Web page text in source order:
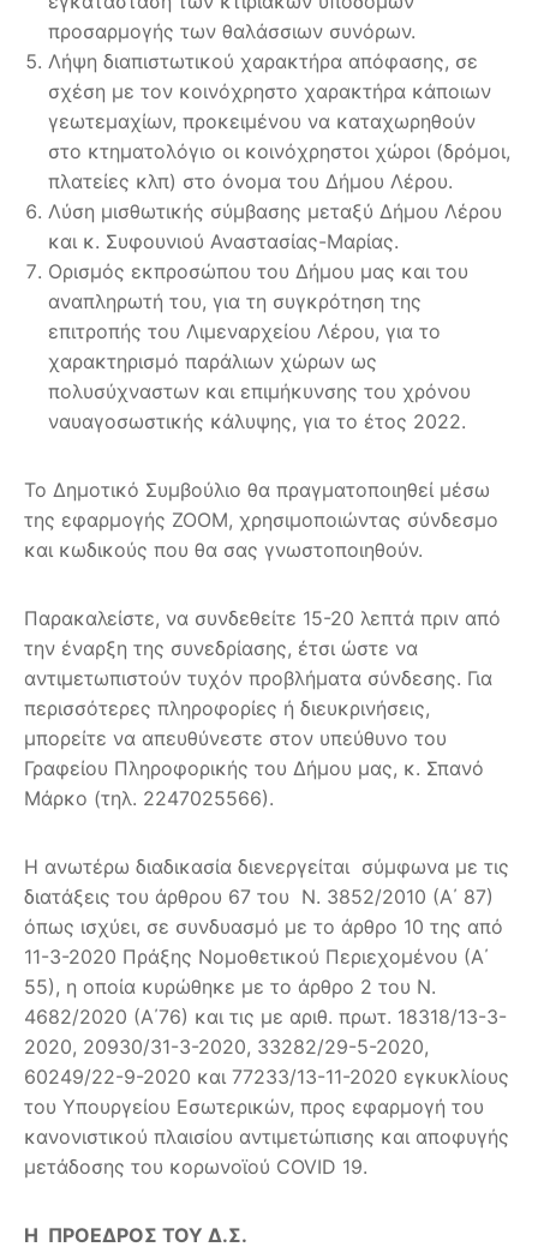
προσαρμογής των θαλάσσιων συνόρων.
Λήψη διαπιστωτικού χαρακτήρα απόφασης, σε
σχέση με τον κοινόχρηστο χαρακτήρα κάποιων
γεωτεμαχίων, προκειμένου να καταχωρηθούν
στο κτηματολόγιο οι κοινόχρηστοι χώροι (δρόμοι,
πλατείες κλπ) στο όνομα του Δήμου Λέρου.
Λύση μισθωτικής σύμβασης μεταξύ Δήμου Λέρου
και κ. Συφουνιού Αναστασίας-Μαρίας.
Ορισμός εκπροσώπου του Δήμου μας και του
αναπληρωτή του, για τη συγκρότηση της
επιτροπής τoυ Λιμεναρχείου Λέρου, για το
χαρακτηρισμό παράλιων χώρων ως
πολυσύχναστων και επιμήκυνσης του χρόνου
ναυαγοσωστικής κάλυψης, για το έτος 2022.
Το Δημοτικό Συμβούλιο θα πραγματοποιηθεί μέσω
της εφαρμογής ZOOM, χρησιμοποιώντας σύνδεσμο
και κωδικούς που θα σας γνωστοποιηθούν.
Παρακαλείστε, να συνδεθείτε 15-20 λεπτά πριν από
την έναρξη της συνεδρίασης, έτσι ώστε να
αντιμετωπιστούν τυχόν προβλήματα σύνδεσης. Για
περισσότερες πληροφορίες ή διευκρινήσεις,
μπορείτε να απευθύνεστε στον υπεύθυνο του
Γραφείου Πληροφορικής του Δήμου μας, κ. Σπανό
Μάρκο (τηλ. 2247025566).
Η ανωτέρω διαδικασία διενεργείται σύμφωνα με τις
διατάξεις του άρθρου 67 του Ν. 3852/2010 (Α΄ 87)
όπως ισχύει, σε συνδυασμό με το άρθρο 10 της από
11-3-2020 Πράξης Νομοθετικού Περιεχομένου (Α΄
55), η οποία κυρώθηκε με το άρθρο 2 του Ν.
4682/2020 (Α΄76) και τις με αριθ. πρωτ. 18318/13-3-
2020, 20930/31-3-2020, 33282/29-5-2020,
60249/22-9-2020 και 77233/13-11-2020 εγκυκλίους
του Υπουργείου Εσωτερικών, προς εφαρμογή του
κανονιστικού πλαισίου αντιμετώπισης και αποφυγής
μετάδοσης του κορωνοϊού COVID 19.
Η ΠΡΟΕΔΡΟΣ ΤΟΥ Δ.Σ.